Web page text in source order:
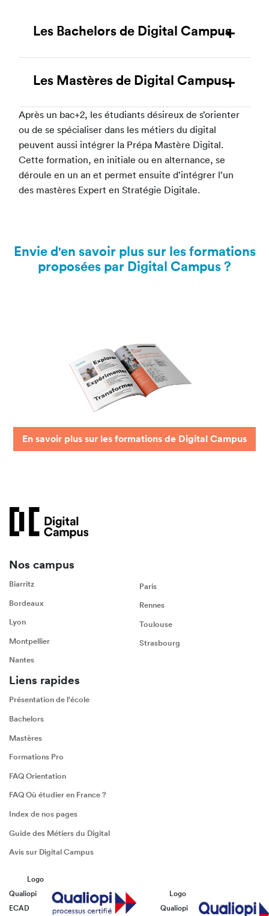
Les Bachelors de Digital Campus
Les Mastères de Digital Campus
Après un bac+2, les étudiants désireux de s’orienter
ou de se spécialiser dans les métiers du digital
peuvent aussi intégrer la Prépa Mastère Digital.
Cette formation, en initiale ou en alternance, se
déroule en un an et permet ensuite d’intégrer l’un
des mastères Expert en Stratégie Digitale.
Envie d'en savoir plus sur les formations
proposées par Digital Campus ?
En savoir plus sur les formations de Digital Campus
Nos campus
Biarritz
Bordeaux
Lyon
Montpellier
Nantes
Paris
Rennes
Toulouse
Strasbourg
Liens rapides
Présentation de l'école
Bachelors
Mastères
Formations Pro
FAQ Orientation
FAQ Où étudier en France ?
Index de nos pages
Guide des Métiers du Digital
Avis sur Digital Campus
Logo
Qualiopi
ECAD
Logo
Qualiopi